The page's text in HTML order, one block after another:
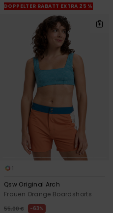
DOPPELTER RABATT EXTRA 25 %
1
Qsw Original Arch
Frauen Orange Boardshorts
55,00 € 63%